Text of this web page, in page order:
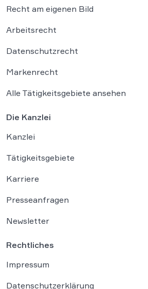
Recht am eigenen Bild
Arbeitsrecht
Datenschutzrecht
Markenrecht
Alle Tätigkeitsgebiete ansehen
Die Kanzlei
Kanzlei
Tätigkeitsgebiete
Karriere
Presseanfragen
Newsletter
Rechtliches
Impressum
Datenschutzerklärung